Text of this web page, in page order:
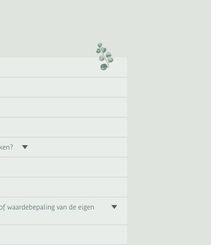
waardebepaling van de eigen